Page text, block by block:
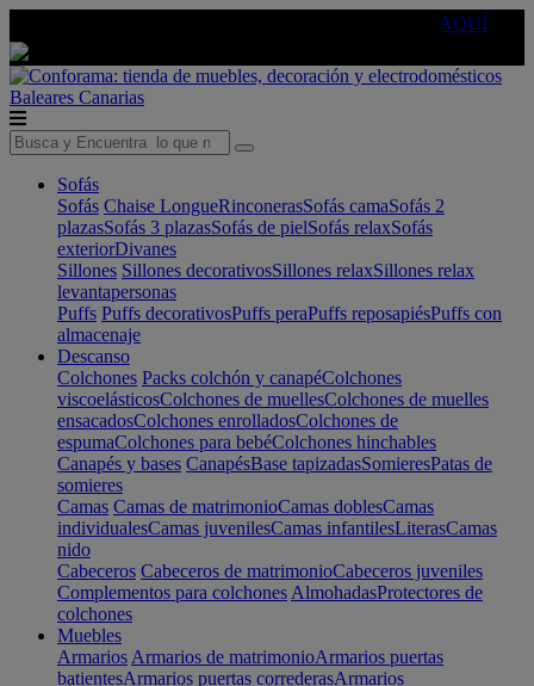
AQUÍ
Baleares Canarias
Sofás
Sofás Chaise LongueRinconerasSofás camaSofás 2
plazasSofás 3 plazasSofás de pielSofás relaxSofás
exteriorDivanes
Sillones Sillones decorativosSillones relaxSillones relax
levantapersonas
Puffs Puffs decorativosPuffs peraPuffs reposapiésPuffs con
almacenaje
Descanso
Colchones Packs colchón y canapéColchones
viscoelásticosColchones de muellesColchones de muelles
ensacadosColchones enrolladosColchones de
espumaColchones para bebéColchones hinchables
Canapés y bases CanapésBase tapizadasSomieresPatas de
somieres
Camas Camas de matrimonioCamas doblesCamas
individualesCamas juvenilesCamas infantilesLiterasCamas
nido
Cabeceros Cabeceros de matrimonioCabeceros juveniles
Complementos para colchones AlmohadasProtectores de
colchones
Muebles
Armarios Armarios de matrimonioArmarios puertas
batientesArmarios puertas correderasArmarios